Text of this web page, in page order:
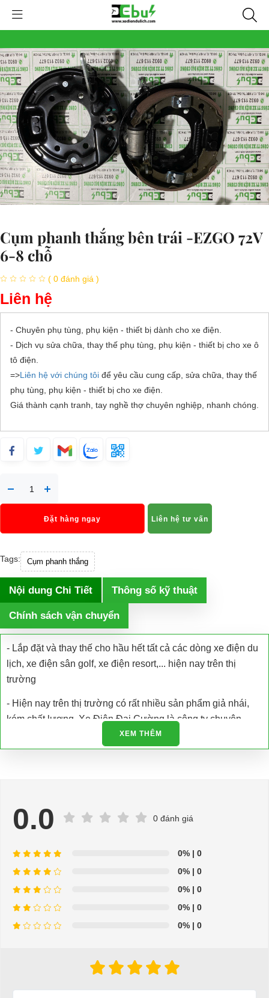
Cụm phanh thắng bên trái -EZGO 72V
6-8 chỗ
( 0 đánh giá )
Liên hệ
- Chuyên phụ tùng, phụ kiện - thiết bị dành cho xe điện.
- Dịch vụ sửa chữa, thay thế phụ tùng, phụ kiện - thiết bị cho xe ô
tô điện.
=>Liên hệ với chúng tôi để yêu cầu cung cấp, sửa chữa, thay thế
phụ tùng, phụ kiện - thiết bị cho xe điện.
Giá thành cạnh tranh, tay nghề thợ chuyên nghiệp, nhanh chóng.
Đặt hàng ngay Liên hệ tư vấn
Tags: Cụm phanh thắng
Nội dung Chi Tiết Thông số kỹ thuật
Chính sách vận chuyển
- Lắp đặt và thay thế cho hầu hết tất cả các dòng xe điện du
lịch, xe điện sân golf, xe điện resort,... hiện nay trên thị
trường
- Hiện nay trên thị trường có rất nhiều sản phẩm giả nhái,
kém chất lượng. Xe Điện Đại Cường là công ty chuyên
nhập khẩu các loại xe điện và phụ tùng xe điện trực tiếp tại
nhà máy sản xuất đảm bảo chất lượng và có giấy tờ được
- Hỗ trợ giải đáp các vấn đề liên quan đến xe điện miễn phí
- Chuyên phụ tùng, phụ kiện - thiết bị dành cho xe điện.
- Dịch vụ sửa chữa, thay thế phụ tùng, phụ kiện - thiết bị cho
xe ô tô điện.
thay thế phụ tùng, phụ kiện - thiết bị cho xe điện. Giá thành
Hân hạnh được phục vụ mọi người
XEM THÊM
0.0 0 đánh giá
0% | 0
0% | 0
0% | 0
0% | 0
0% | 0